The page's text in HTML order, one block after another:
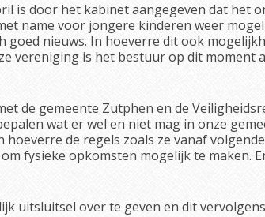
is door het kabinet aangegeven dat het
name voor jongere kinderen weer
goed nieuws. In hoeverre dit ook
vereniging is het bestuur op dit moment
de gemeente Zutphen en de
wat er wel en niet mag in onze
de regels zoals ze vanaf
fysieke opkomsten mogelijk te maken.
uitsluitsel over te geven en dit